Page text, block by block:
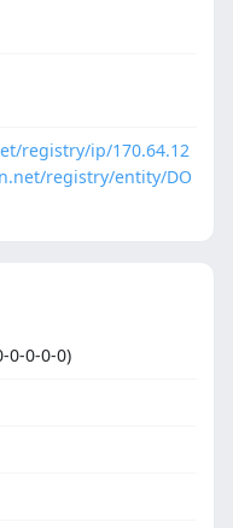
registry/ip/170.64.12
registry/entity/DO
0-0-0-0)